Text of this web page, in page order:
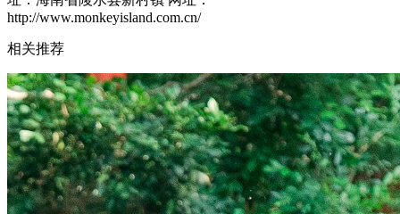
http://www.monkeyisland.com.cn/
相关推荐